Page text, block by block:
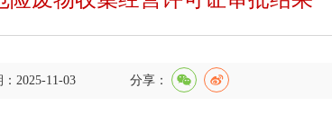
2025-11-03 分享：